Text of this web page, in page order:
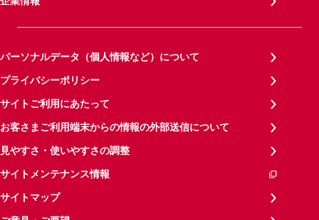
パーソナルデータ（個人情報など）について
プライバシーポリシー
サイトご利用にあたって
お客さまご利用端末からの情報の外部送信について
見やすさ・使いやすさの調整
サイトメンテナンス情報
サイトマップ